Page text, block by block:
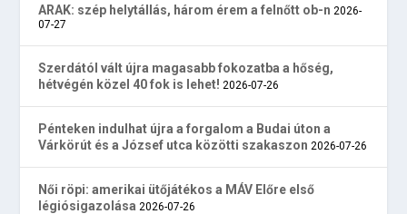
ARAK: szép helytállás, három érem a felnőtt ob-n 2026-
07-27
Szerdától vált újra magasabb fokozatba a hőség,
hétvégén közel 40 fok is lehet! 2026-07-26
Pénteken indulhat újra a forgalom a Budai úton a
Várkörút és a József utca közötti szakaszon 2026-07-26
Női röpi: amerikai ütőjátékos a MÁV Előre első
légiósigazolása 2026-07-26